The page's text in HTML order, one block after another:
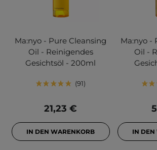
Ma:nyo - Pure Cleansing
Oil - Reinigendes
Gesichtsöl - 200ml
91
21,23 €
IN DEN WARENKORB
Ma:nyo -
Oil -
IN DEN